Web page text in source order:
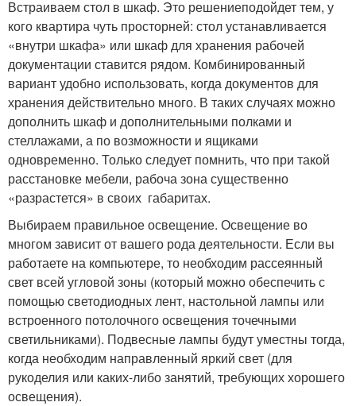
Встраиваем стол в шкаф. Это решениеподойдет тем, у
кого квартира чуть просторней: стол устанавливается
«внутри шкафа» или шкаф для хранения рабочей
документации ставится рядом. Комбинированный
вариант удобно использовать, когда документов для
хранения действительно много. В таких случаях можно
дополнить шкаф и дополнительными полками и
стеллажами, а по возможности и ящиками
одновременно. Только следует помнить, что при такой
расстановке мебели, рабоча зона существенно
«разрастется» в своих габаритах.
Выбираем правильное освещение. Освещение во
многом зависит от вашего рода деятельности. Если вы
работаете на компьютере, то необходим рассеянный
свет всей угловой зоны (который можно обеспечить с
помощью светодиодных лент, настольной лампы или
встроенного потолочного освещения точечными
светильниками). Подвесные лампы будут уместны тогда,
когда необходим направленный яркий свет (для
рукоделия или каких-либо занятий, требующих хорошего
освещения).